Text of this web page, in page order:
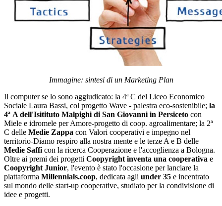
Immagine: sintesi di un Marketing Plan
Il computer se lo sono aggiudicato: la 4ª C del Liceo Economico
Sociale Laura Bassi, col progetto Wave - palestra eco-sostenibile; la
4ª A dell'Isitituto Malpighi di San Giovanni in Persiceto con
Miele e idromele per Amore-progetto di coop. agroalimentare; la 2ª
C delle Medie Zappa con Valori cooperativi e impegno nel
territorio-Diamo respiro alla nostra mente e le terze A e B delle
Medie Saffi con la ricerca Cooperazione e l'accoglienza a Bologna.
Oltre ai premi dei progetti Coopyright inventa una cooperativa e
Coopyright Junior, l'evento è stato l'occasione per lanciare la
piattaforma Millennials.coop, dedicata agli under 35 e incentrato
sul mondo delle start-up cooperative, studiato per la condivisione di
idee e progetti.